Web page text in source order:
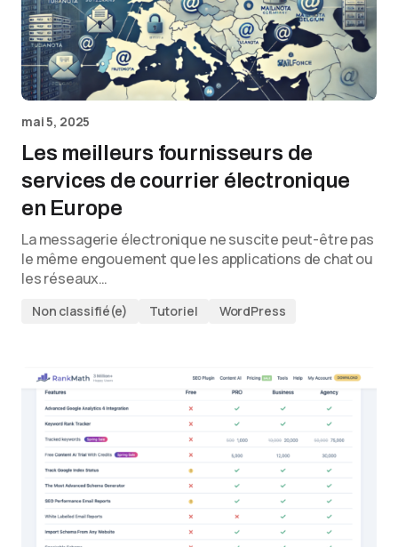
mai 5, 2025
Les meilleurs fournisseurs de
services de courrier électronique
en Europe
La messagerie électronique ne suscite peut-être pas
le même engouement que les applications de chat ou
les réseaux…
Non classifié(e) Tutoriel WordPress